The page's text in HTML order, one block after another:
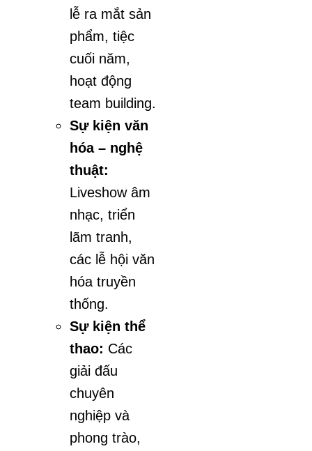
lễ ra mắt sản
phẩm, tiệc
cuối năm,
hoạt động
team building.
Sự kiện văn
hóa – nghệ
thuật:
Liveshow âm
nhạc, triển
lãm tranh,
các lễ hội văn
hóa truyền
thống.
Sự kiện thể
thao: Các
giải đấu
chuyên
nghiệp và
phong trào,